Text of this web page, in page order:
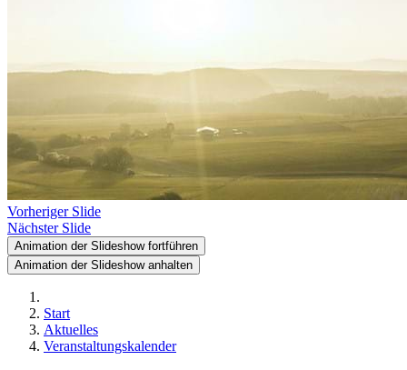
Vorheriger Slide
Nächster Slide
Animation der Slideshow fortführen
Animation der Slideshow anhalten
Start
Aktuelles
Veranstaltungskalender